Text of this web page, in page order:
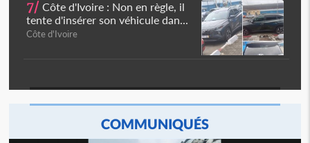
7/ Côte d'Ivoire : Non en règle, il
tente d'insérer son véhicule dan...
Côte d'Ivoire
COMMUNIQUÉS